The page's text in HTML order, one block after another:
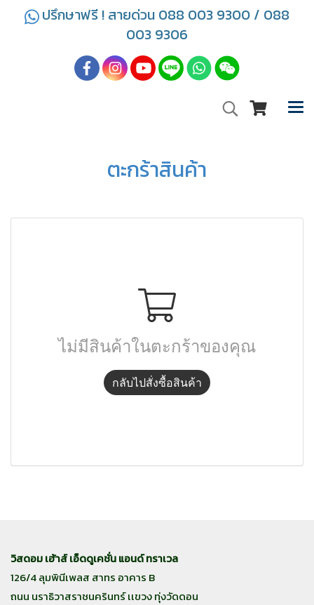
ปรึกษาฟรี ! สายด่วน 088 003 9300 / 088
003 9306
ตะกร้าสินค้า
ไม่มีสินค้าในตะกร้าของคุณ
กลับไปสั่งซื้อสินค้า
วิสดอม เฮ้าส์ เอ็ดดูเคชั่น แอนด์ ทราเวล
126/4 ลุมพินีเพลส สาทร อาคาร B
ถนน นราธิวาสราชนครินทร์ เเขวง ทุ่งวัดดอน